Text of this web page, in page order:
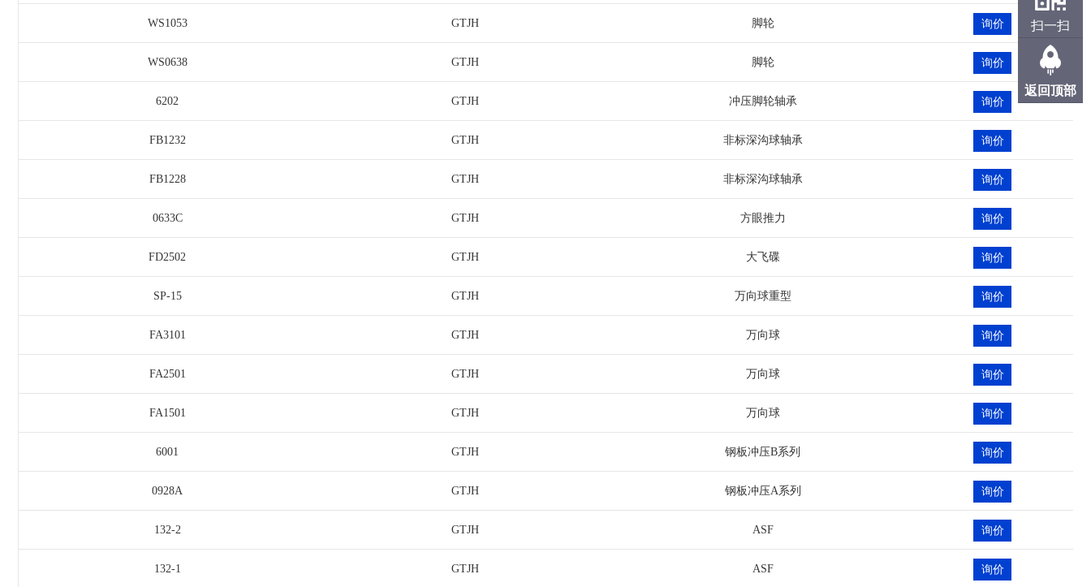
WS1053 GTJH 脚轮 询价
WS0638 GTJH 脚轮 询价
6202 GTJH 冲压脚轮轴承 询价
FB1232 GTJH 非标深沟球轴承 询价
FB1228 GTJH 非标深沟球轴承 询价
0633C GTJH 方眼推力 询价
FD2502 GTJH 大飞碟 询价
SP-15 GTJH 万向球重型 询价
FA3101 GTJH 万向球 询价
FA2501 GTJH 万向球 询价
FA1501 GTJH 万向球 询价
6001 GTJH 钢板冲压B系列 询价
0928A GTJH 钢板冲压A系列 询价
132-2 GTJH ASF 询价
132-1 GTJH ASF 询价
扫一扫
返回顶部